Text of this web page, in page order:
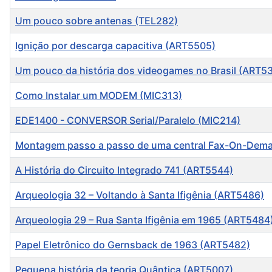
Um pouco sobre antenas (TEL282)
Ignição por descarga capacitiva (ART5505)
Um pouco da história dos videogames no Brasil
Como Instalar um MODEM (MIC313)
EDE1400 - CONVERSOR Serial/Paralelo (MIC214)
Montagem passo a passo de uma central Fax-On-
A História do Circuito Integrado 741 (ART5544)
Arqueologia 32 – Voltando à Santa Ifigênia (ART5486)
Arqueologia 29 – Rua Santa Ifigênia em 1965
Papel Eletrônico do Gernsback de 1963 (ART5482)